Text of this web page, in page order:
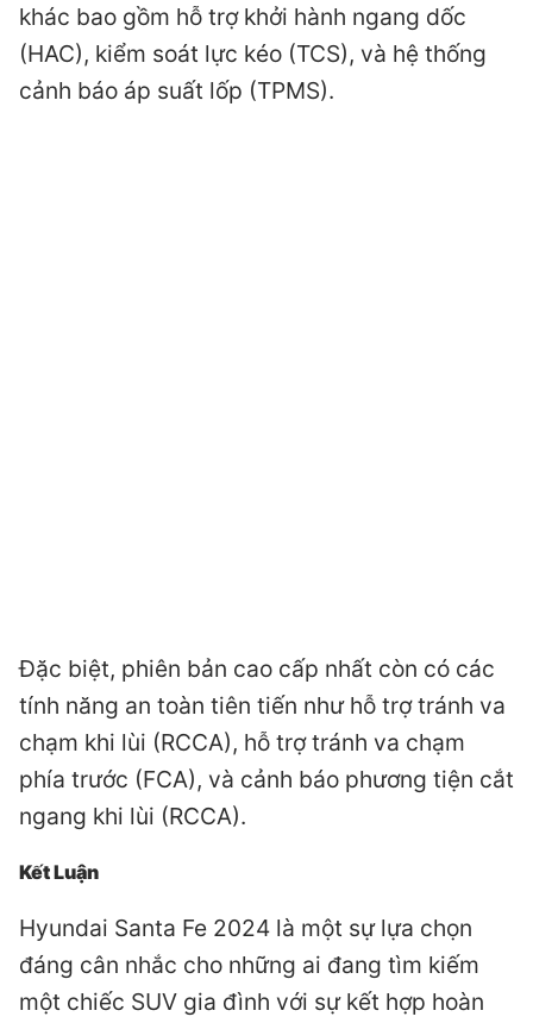
khác bao gồm hỗ trợ khởi hành ngang dốc
(HAC), kiểm soát lực kéo (TCS), và hệ thống
cảnh báo áp suất lốp (TPMS).
Đặc biệt, phiên bản cao cấp nhất còn có các
tính năng an toàn tiên tiến như hỗ trợ tránh va
chạm khi lùi (RCCA), hỗ trợ tránh va chạm
phía trước (FCA), và cảnh báo phương tiện cắt
ngang khi lùi (RCCA).
Kết Luận
Hyundai Santa Fe 2024 là một sự lựa chọn
đáng cân nhắc cho những ai đang tìm kiếm
một chiếc SUV gia đình với sự kết hợp hoàn